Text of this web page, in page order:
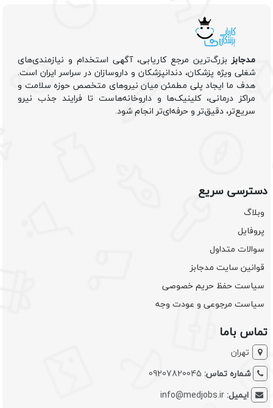
مدجابزبزرگ‌ترین مرجع کاریابی، آگهی استخدام و نیازمندی‌های
شغلی ویژه پزشکان، دندانپزشکان و داروسازان در سراسر ایران است.
هدف ما ایجاد پلی مطمئن میان نیروهای متخصص حوزه سلامت و
مراکز درمانی، کلینیک‌ها و داروخانه‌هاست تا فرایند جذب نیرو
سریع‌تر، دقیق‌تر و حرفه‌ای‌تر انجام شود.
دسترسی سریع
وبلاگ
پروفایل
سوالات متداول
قوانین سایت مدجابز
سیاست حفظ حریم خصوصی
سیاست مرجوعی و عودت وجه
تماس باما
تهران
شماره تماس: 09207820045
ایمیل:info@medjobs.ir